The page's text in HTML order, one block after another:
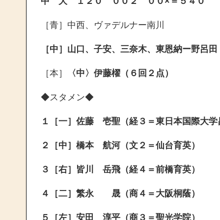
［青］中西、ヴァデルナー南川
［中］山口、子安、三奈木、東恩納ー野呂田
［本］ 〈中〉伊藤櫂（６回２点）
◆スタメン◆
１［一］佐藤 壱聖（経３＝東日本国際大学
２［中］橋本 航河（文２＝仙台育英）
３［右］皆川 岳飛（経４＝前橋育英）
４［二］繁永 晟（商４＝大阪桐蔭）
５［左］安田 淳平（商３＝聖光学院）